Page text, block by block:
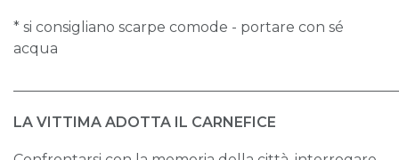
* si consigliano scarpe comode - portare con sé
acqua
LA VITTIMA ADOTTA IL CARNEFICE